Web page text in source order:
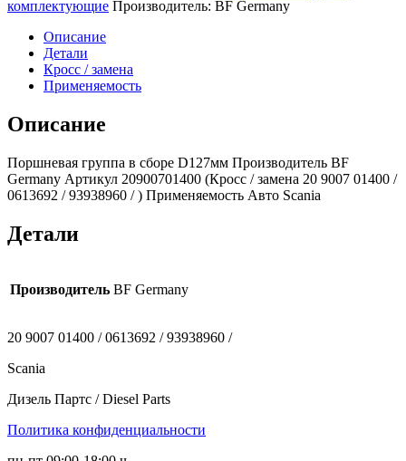
в
сборе
D127мм
20900701400
Germany)
Scania
комплектующие Производитель: BF Germany
Описание
Детали
Кросс / замена
Применяемость
Описание
Поршневая группа в сборе D127мм Производитель BF
Germany Артикул 20900701400 (Кросс / замена 20 9007 01400 /
0613692 / 93938960 / ) Применяемость Авто Scania
Детали
Производитель BF Germany
20 9007 01400 / 0613692 / 93938960 /
Scania
Дизель Партс / Diesel Parts
Политика конфиденциальности